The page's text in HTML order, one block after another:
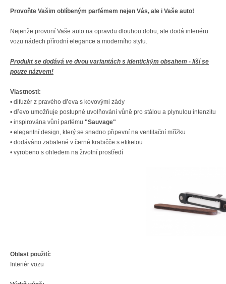
Provoňte Vašim oblíbeným parfémem nejen Vás, ale i Vaše auto!
Nejenže provoní Vaše auto na opravdu dlouhou dobu, ale dodá interiéru
vozu nádech přírodní elegance a moderního stylu.
Produkt se dodává ve dvou variantách s identickým obsahem - liší se
pouze názvem!
Vlastnosti:
• difuzér z pravého dřeva s kovovými zády
• dřevo umožňuje postupné uvolňování vůně pro stálou a plynulou intenzitu
• inspirována vůní parfému "Sauvage"
• elegantní design, který se snadno připevní na ventilační mřížku
• dodáváno zabalené v černé krabičče s etiketou
• vyrobeno s ohledem na životní prostředí
Oblast použití:
Interiér vozu